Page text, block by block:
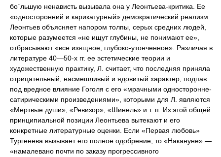
бо`льшую ненависть вызывала она у Леонтьева-критика. Ее
«односторонний и карикатурный» демократический реализм
Леонтьев объясняет напором толпы, серых средних людей,
которые разумеется «не ищут глубины, не понимают ее»,
отбрасывают «все изящное, глубоко-утонченное». Различая в
литературе 40—50-х гг. ее эстетические теории и
художественную практику, Л. считает, что последняя приняла
отрицательный, насмешливый и ядовитый характер, подпав
под вредное влияние Гоголя с его «мрачными односторонне-
сатирическими произведениями», которыми для Л. являются
«Мертвые души», «Ревизор», «Шинель» и т. п. Из этой общей
принципиальной позиции Леонтьева вытекают и его
конкретные литературные оценки. Если «Первая любовь»
Тургенева вызывает его полное одобрение, то «Накануне» —
«намалевано почти по заказу прогрессивного